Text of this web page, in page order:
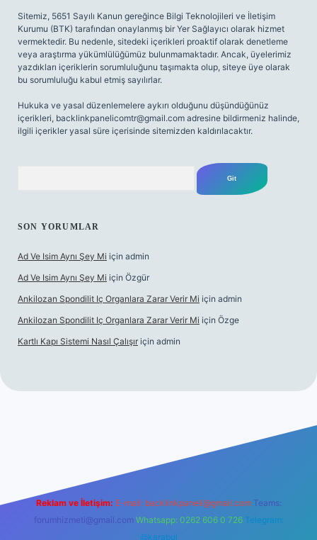
Sitemiz, 5651 Sayılı Kanun gereğince Bilgi Teknolojileri ve İletişim
Kurumu (BTK) tarafından onaylanmış bir Yer Sağlayıcı olarak hizmet
vermektedir. Bu nedenle, sitedeki içerikleri proaktif olarak denetleme
veya araştırma yükümlülüğümüz bulunmamaktadır. Ancak, üyelerimiz
yazdıkları içeriklerin sorumluluğunu taşımakta olup, siteye üye olarak
bu sorumluluğu kabul etmiş sayılırlar.
Hukuka ve yasal düzenlemelere aykırı olduğunu düşündüğünüz
içerikleri, backlinkpanelicomtr@gmail.com adresine bildirmeniz halinde,
ilgili içerikler yasal süre içerisinde sitemizden kaldırılacaktır.
SON YORUMLAR
Ad Ve Isim Aynı Şey Mi için admin
Ad Ve Isim Aynı Şey Mi için Özgür
Ankilozan Spondilit Iç Organlara Zarar Verir Mi için admin
Ankilozan Spondilit Iç Organlara Zarar Verir Mi için Özge
Kartlı Kapı Sistemi Nasıl Çalışır için admin
Reklam ve İletişim: E-mail: backlinkpaneli@gmail.com Teams:
forumhizmeti@gmail.com Whatsapp: 0262 606 0 726 Telegram:
@karabul